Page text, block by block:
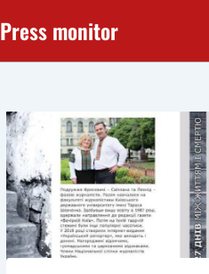
до
Press monitor